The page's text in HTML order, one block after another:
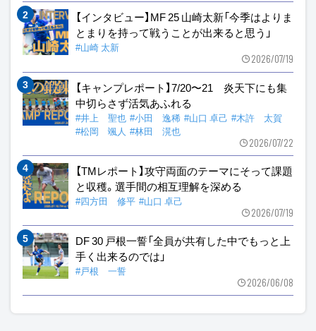
【インタビュー】MF 25 山崎太新「今季はよりま
とまりを持って戦うことが出来ると思う」
#山崎 太新
2026/07/19
【キャンプレポート】7/20〜21 炎天下にも集
中切らさず活気あふれる
#井上 聖也 #小田 逸稀 #山口 卓己 #木許 太賀
#松岡 颯人 #林田 滉也
2026/07/22
【TMレポート】攻守両面のテーマにそって課題
と収穫。選手間の相互理解を深める
#四方田 修平 #山口 卓己
2026/07/19
DF 30 戸根一誓「全員が共有した中でもっと上
手く出来るのでは」
#戸根 一誓
2026/06/08